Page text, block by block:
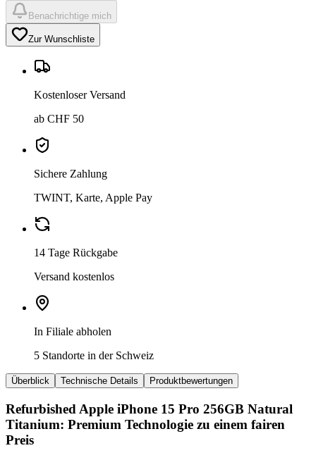
Benachrichtige mich
Zur Wunschliste
Kostenloser Versand
ab CHF 50
Sichere Zahlung
TWINT, Karte, Apple Pay
14 Tage Rückgabe
Versand kostenlos
In Filiale abholen
5 Standorte in der Schweiz
Überblick Technische Details Produktbewertungen
Refurbished Apple iPhone 15 Pro 256GB Natural
Titanium: Premium Technologie zu einem fairen
Preis